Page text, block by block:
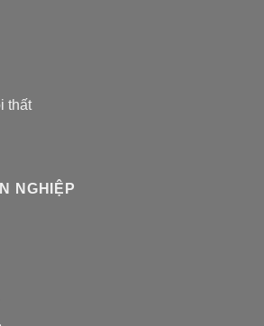
thất
NGHIỆP